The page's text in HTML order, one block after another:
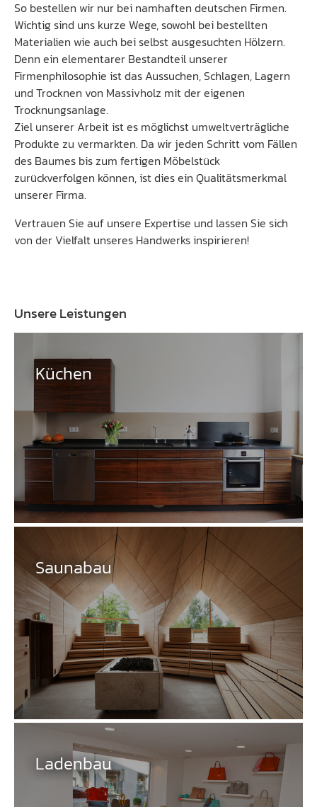
So bestellen wir nur bei namhaften deutschen Firmen.
Wichtig sind uns kurze Wege, sowohl bei bestellten
Materialien wie auch bei selbst ausgesuchten Hölzern.
Denn ein elementarer Bestandteil unserer
Firmenphilosophie ist das Aussuchen, Schlagen, Lagern
und Trocknen von Massivholz mit der eigenen
Trocknungsanlage.
Ziel unserer Arbeit ist es möglichst umweltverträgliche
Produkte zu vermarkten. Da wir jeden Schritt vom Fällen
des Baumes bis zum fertigen Möbelstück
zurückverfolgen können, ist dies ein Qualitätsmerkmal
unserer Firma.
Vertrauen Sie auf unsere Expertise und lassen Sie sich
von der Vielfalt unseres Handwerks inspirieren!
Unsere Leistungen
Küchen
Saunabau
Ladenbau